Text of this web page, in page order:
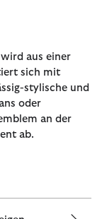
aus einer
sich mit
stylische und
oder
an der
ab.